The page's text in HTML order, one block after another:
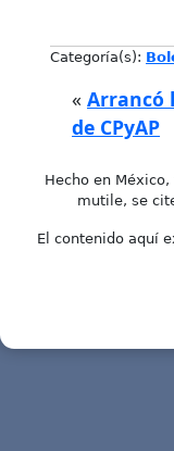
Categoría(s):
« Arrancó
de CPyAP
Hecho en
mutile, se
El contenido aquí